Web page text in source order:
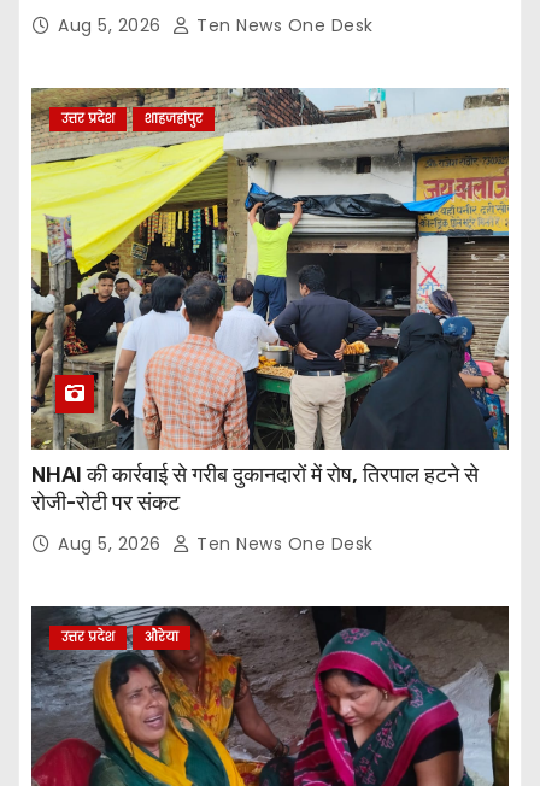
Aug 5, 2026 Ten News One Desk
उत्तर प्रदेश शाहजहांपुर
NHAI की कार्रवाई से गरीब दुकानदारों में रोष, तिरपाल हटने से
रोजी-रोटी पर संकट
Aug 5, 2026 Ten News One Desk
उत्तर प्रदेश औरेया